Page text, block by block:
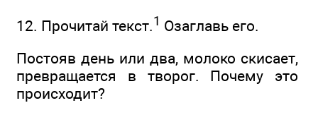
12. Прочитай текст.1 Озаглавь его.
Постояв день или два, молоко скисает,
превращается в творог. Почему это
происходит?